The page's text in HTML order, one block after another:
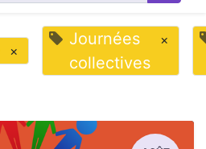
×
Journées
collectives
×